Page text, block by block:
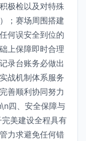
极检以及对特殊
；赛场周围搭建
何误安全到位的
上保障即时合理
录台账务必做出
战机制体系服务
善顺利协同努力
四、安全保障与
美建设全程具有
力求避免任何错